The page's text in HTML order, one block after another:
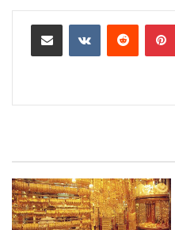
بينتيريست
مشاركة عبر البريد